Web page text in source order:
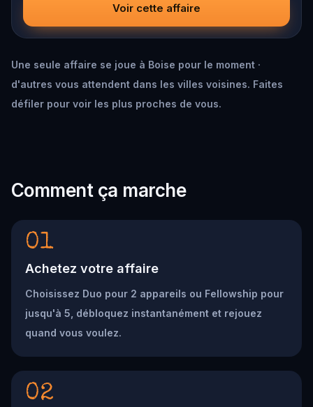
Voir cette affaire
Une seule affaire se joue à Boise pour le moment ·
d'autres vous attendent dans les villes voisines. Faites
défiler pour voir les plus proches de vous.
Comment ça marche
01
Achetez votre affaire
Choisissez Duo pour 2 appareils ou Fellowship pour
jusqu'à 5, débloquez instantanément et rejouez
quand vous voulez.
02